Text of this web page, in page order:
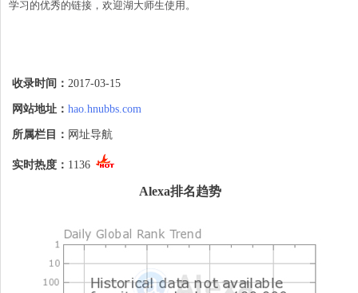
学习的优秀的链接，欢迎湖大师生使用。
收录时间： 2017-03-15
网站地址： hao.hnubbs.com
所属栏目： 网址导航
实时热度： 1136
Alexa排名趋势